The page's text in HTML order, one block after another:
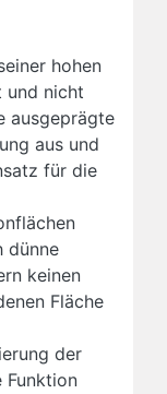
hohen
und nicht
ausgeprägte
aus und
für die
dünne
keinen
Fläche
der
Funktion